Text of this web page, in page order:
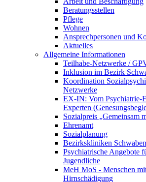
Beratungsstellen
Pflege
Wohnen
Ansprechpersonen und
Aktuelles
Allgemeine Informationen
Teilhabe-Netzwerke /
Inklusion im Bezirk
Koordination
Netzwerke
EX-IN: Vom Psychiatrie-
Experten
Sozialpreis „Gemeinsam
Ehrenamt
Sozialplanung
Bezirkskliniken Schwaben
Psychiatrische Angebote
Jugendliche
MeH MoS - Menschen
Hirnschädigung